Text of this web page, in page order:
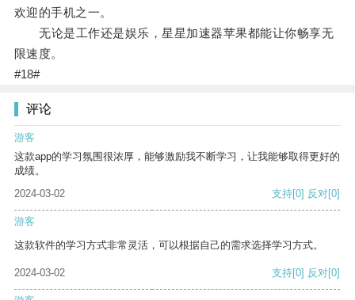
欢迎的手机之一。
无论是工作还是娱乐，星星加速器苹果都能让你畅享无
限速度。
#18#
评论
游客
这款app的学习氛围很浓厚，能够激励我不断学习，让我能够取得更好的
成绩。
2024-03-02
支持[0] 反对[0]
游客
这款软件的学习方式非常灵活，可以根据自己的需求选择学习方式。
2024-03-02 支持[0] 反对[0]